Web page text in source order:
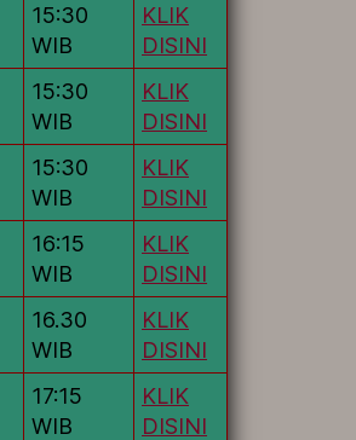
15:30
WIB
KLIK
DISINI
15:30
WIB
KLIK
DISINI
15:30
WIB
KLIK
DISINI
16:15
WIB
KLIK
DISINI
16.30
WIB
KLIK
DISINI
17:15
WIB
KLIK
DISINI